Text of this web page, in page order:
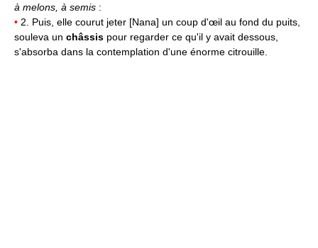
à melons, à semis :
• 2. Puis, elle courut jeter [Nana] un coup d'œil au fond du puits,
souleva un châssis pour regarder ce qu'il y avait dessous,
s'absorba dans la contemplation d'une énorme citrouille.